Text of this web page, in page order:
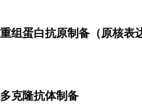
重组蛋白抗原制备（原核表
多克隆抗体制备